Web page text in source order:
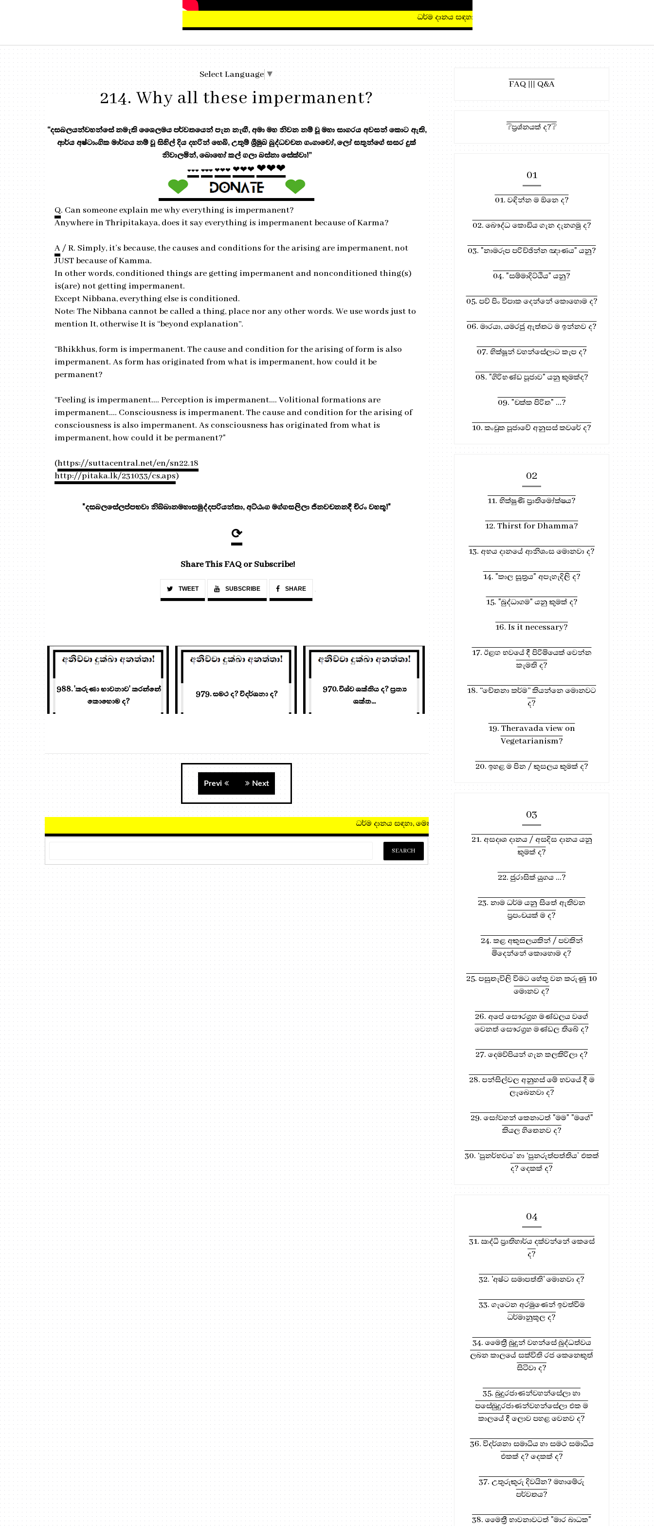
ධර්ම දානය සඳහා, මෙතැන ඔබන්න!
Select Language ▼
214. Why all these impermanent?
“දසබලයන්වහන්සේ නමැති ශෛලමය පර්වතයෙන් පැන නැඟී, අමා මහ නිවන නම් වූ මහා සාගරය අවසන් කොට ඇති,
ආර්ය අෂ්ටාංගික මාර්ගය නම් වූ සිහිල් දිය දහරින් හෙබි, උතුම් ශ්‍රීමුඛ බුද්ධවචන ගංගාවෝ, ලෝ සතුන්ගේ සසර දුක්
නිවාලමින්, බොහෝ කල් ගලා බස්නා සේක්වා!”
❤❤❤ ❤❤❤ ❤❤❤ ❤❤❤ ❤❤❤
Q. Can someone explain me why everything is impermanent?
Anywhere in Thripitakaya, does it say everything is impermanent because of Karma?
A / R. Simply, it’s because, the causes and conditions for the arising are impermanent, not
JUST because of Kamma.
In other words, conditioned things are getting impermanent and nonconditioned thing(s)
is(are) not getting impermanent.
Except Nibbana, everything else is conditioned.
Note: The Nibbana cannot be called a thing, place nor any other words. We use words just to
mention It, otherwise It is “beyond explanation”.
“Bhikkhus, form is impermanent. The cause and condition for the arising of form is also
impermanent. As form has originated from what is impermanent, how could it be
permanent?
“Feeling is impermanent…. Perception is impermanent…. Volitional formations are
impermanent…. Consciousness is impermanent. The cause and condition for the arising of
consciousness is also impermanent. As consciousness has originated from what is
impermanent, how could it be permanent?"
(https://suttacentral.net/en/sn22.18
http://pitaka.lk/231033/cs,aps)
"දසබලසේලප්පභවා නිබ්බානමහාසමුද්දපරියන්තා, අට්ඨංග මග්ගසලිලා ජිනවචනනදී චිරං වහතූ!"
⟳
Share This FAQ or Subscribe!
TWEET SUBSCRIBE SHARE
988. 'කරුණා භාවනාව' කරන්නේ
කොහොම ද?
979. සමථ ද? විදර්ශනා ද?
970. විශ්ව ශක්තිය ද? ප්‍ර‍ත්‍ය
ශක්ත...
961. බුදුරජාණන්වහන්සේ
952. සත්ත්ව ලෝකය,
ලෝකය, අවක...
Next
Previ
ධර්ම දානය සඳහා, මෙතැන ඔබන්න!
FAQ ||| Q&A
❔ප්‍රශ්නයක් ද?❔
01
01. වඳින්න ම ඕනෙ ද?
02. බෞද්ධ කොඩිය ගැන දැනගමු ද?
03. "නාමරූප පරිච්ඡින්න ඤාණය" යනු?
04. "සම්මාදිට්ඨිය" යනු?
05. පව් පිං විපාක දෙන්නේ කොහොම ද?
06. මාරයා, යමරජු ඇත්තට ම ඉන්නව ද?
07. භික්ෂූන් වහන්සේලාට කැප ද?
08. "ගිරිභණ්ඩ පූජාව" යනු කුමක්ද?
09. "චක්ක පිරිත" ...?
10. කංචුක පූජාවේ අනුසස් කවරේ ද?
02
11. භික්ෂුණී ප්‍රාතිමෝක්ෂය?
12. Thirst for Dhamma?
13. අභය දානයේ ආනිශංස මොනවා ද?
14. "කාල සූත්‍රය" අපැහැදිලි ද?
15. "බුද්ධාගම" යනු කුමක් ද?
16. Is it necessary?
17. ඊළඟ භවයේ දී පිරිමියෙක් වෙන්න
කැමති ද?
18. “චේතනා කර්ම” කියන්නෙ මොනවට
ද?
19. Theravada view on
Vegetarianism?
20. ඉහළ ම පින / කුසලය කුමක් ද?
03
21. අසදෘශ දානය / අසදිස දානය යනු
කුමක් ද?
22. ජුරාසික් යුගය ...?
23. නාම ධර්ම යනු සිතේ ඇතිවන
ප්‍රපංචයක් ම ද?
24. කළ අකුසලයකින් / පවකින්
මිදෙන්නේ කොහොම ද?
25. පසුතැවිලි වීමට හේතු වන කරුණු 10
මොනව ද?
26. අපේ සෞරග්‍රහ මණ්ඩලය වගේ
වෙනත් සෞරග්‍රහ මණ්ඩල තිබේ ද?
27. දෙමව්පියන් ගැන කලකිරිලා ද?
28. පන්සිල්වල අනුහස් මේ භවයේ දී ම
ලැබෙනවා ද?
29. සෝවහන් කෙනාටත් "මම" "මගේ"
කියල හිතෙනව ද?
30. ‘පුනර්භවය’ හා ‘පුනරුත්පත්තිය’ එකක්
ද? දෙකක් ද?
04
31. ඍද්ධි ප්‍රාතිහාර්ය දක්වන්නේ කෙසේ
ද?
32. 'අෂ්ට සමාපත්ති' මොනවා ද?
33. ගැටෙන අරමුණෙන් ඉවත්වීම
ධර්මානුකූල ද?
34. මෛත්‍රී බුදුන් වහන්සේ බුද්ධත්වය
ලබන කාලයේ සක්විති රජ කෙනෙකුත්
සිටිවා ද?
35. බුදුරජාණන්වහන්සේලා හා
පසේබුදුරජාණන්වහන්සේලා එක ම
කාලයේ දී ලොව පහළ වෙනව ද?
36. විදර්ශනා සමාධිය හා සමථ සමාධිය
එකක් ද? දෙකක් ද?
37. උතුරුකුරු දිවයින? මහාමේරු
පර්වතය?
38. මෛත්‍රී භාවනාවටත් "මාර බාධක"